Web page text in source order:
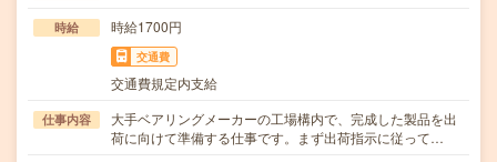
時給 時給1700円
交通費
交通費規定内支給
仕事内容
大手ベアリングメーカーの工場構内で、完成した製品を出
荷に向けて準備する仕事です。まず出荷指示に従って…